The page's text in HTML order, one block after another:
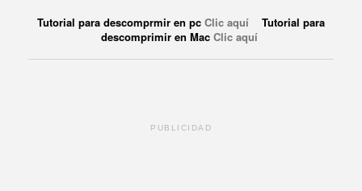
Tutorial para descomprmir en pc Clic aquí Tutorial para
descomprimir en Mac Clic aquí
PUBLICIDAD